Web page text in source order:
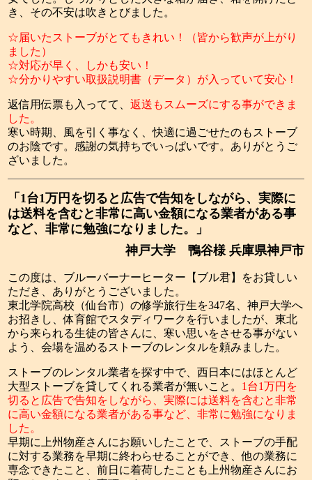
き、その不安は吹きとびました。
☆届いたストーブがとてもきれい！（皆から歓声が上がり
ました）
☆対応が早く、しかも安い！
☆分かりやすい取扱説明書（データ）が入っていて安心！
返信用伝票も入ってて、返送もスムーズにする事ができま
した。
寒い時期、風を引く事なく、快適に過ごせたのもストーブ
のお陰です。感謝の気持ちでいっぱいです。ありがとうご
ざいました。
「1台1万円を切ると広告で告知をしながら、実際に
は送料を含むと非常に高い金額になる業者がある事
など、非常に勉強になりました。」
神戸大学 鴨谷様 兵庫県神戸市
この度は、ブルーバーナーヒーター【ブル君】をお貸しい
ただき、ありがとうございました。
東北学院高校（仙台市）の修学旅行生を347名、神戸大学へ
お招きし、体育館でスタディワークを行いましたが、東北
から来られる生徒の皆さんに、寒い思いをさせる事がない
よう、会場を温めるストーブのレンタルを頼みました。
ストーブのレンタル業者を探す中で、西日本にはほとんど
大型ストーブを貸してくれる業者が無いこと。 1台1万円を
切ると広告で告知をしながら、実際には送料を含むと非常
に高い金額になる業者がある事など、非常に勉強になりま
した。
早期に上州物産さんにお願いしたことで、ストーブの手配
に対する業務を早期に終わらせることができ、他の業務に
専念できたこと、前日に着荷したことも上州物産さんにお